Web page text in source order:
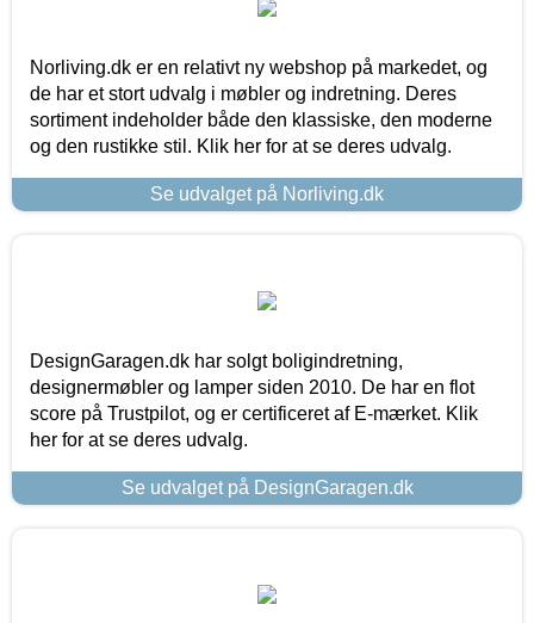
Norliving.dk er en relativt ny webshop på markedet, og
de har et stort udvalg i møbler og indretning. Deres
sortiment indeholder både den klassiske, den moderne
og den rustikke stil. Klik her for at se deres udvalg.
Se udvalget på Norliving.dk
DesignGaragen.dk har solgt boligindretning,
designermøbler og lamper siden 2010. De har en flot
score på Trustpilot, og er certificeret af E-mærket. Klik
her for at se deres udvalg.
Se udvalget på DesignGaragen.dk